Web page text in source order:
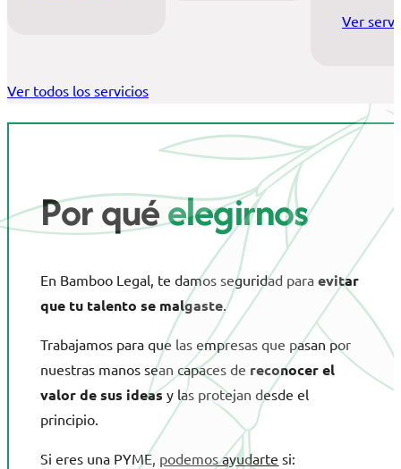
Ver
Ver todos los servicios
Por quéelegirnos
En Bamboo Legal, te damos seguridad paraevitar
que tu talento se malgaste.
Trabajamos para que las empresas que pasan por
nuestras manos sean capaces de reconocer el
valor de sus ideas y las protejan desde el
principio.
Si eres una PYME, podemos ayudarte si: